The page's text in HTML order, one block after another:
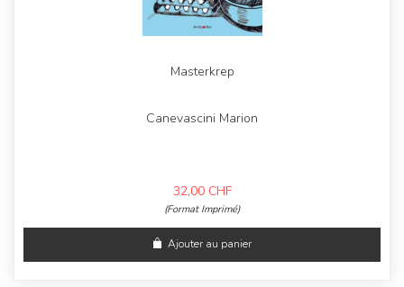
Masterkrep
Canevascini Marion
32,00 CHF
(Format Imprimé)
Ajouter au panier